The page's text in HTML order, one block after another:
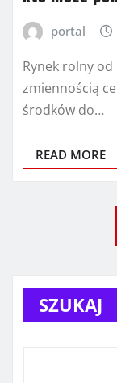
portal
Rynek rolny
zmiennością
środków do…
READ MORE
wpisów
SZUKAJ